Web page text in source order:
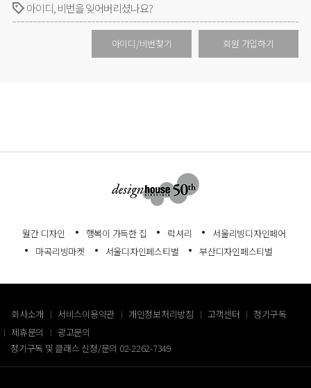
아이디, 비번을 잊어버리셨나요?
회원 가입하기
아이디/비번찾기
월간 디자인 행복이 가득한 집 럭셔리
서울리빙디자인페어
마곡리빙마켓
서울디자인페스티벌 부산디자인페스티벌
회사소개 서비스이용약관 개인정보처리방침 고객센터
정기구독
제휴문의
광고문의
정기구독 및 클래스 신청/문의 02-2262-7349